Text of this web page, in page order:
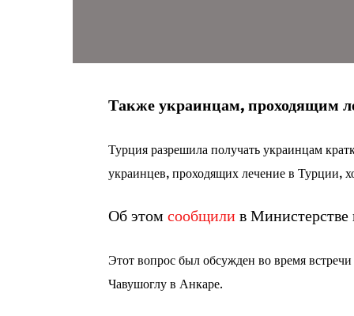
Также украинцам, проходящим
Турция разрешила получать украинцам
украинцев, проходящих лечение в Турции,
Об этом сообщили в Министерстве
Этот вопрос был обсужден во время
Чавушоглу в Анкаре.